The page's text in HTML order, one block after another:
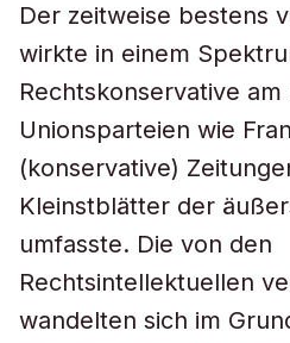
Der zeitweise bestens
wirkte in einem
Rechtskonservative am
Unionsparteien wie
(konservative)
Kleinstblätter der
umfasste. Die von den
Rechtsintellektuellen
wandelten sich im